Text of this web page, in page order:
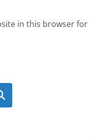
in this browser for